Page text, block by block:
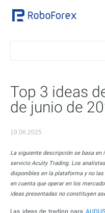
Top 3 ideas
de junio de
19.06.2025
La siguiente descripción se basa en
servicio Acuity Trading. Los
disponibles en la plataforma y no
en cuenta que operar en los
ideas presentadas no constituyen
Las ideas de trading para